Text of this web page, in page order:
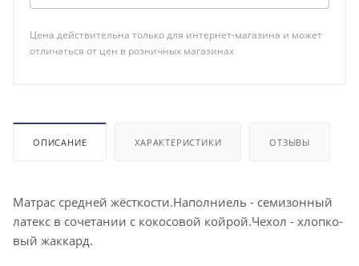
Цена действительна только для интернет-магазина и может
отличаться от цен в розничных магазинах
ОПИСАНИЕ ХАРАКТЕРИСТИКИ ОТЗЫВЫ
Мат­рас сред­ней жёс­ткос­ти.Наполниель - се­мизон­ный
ла­текс в со­чета­нии с ко­косо­вой кой­рой.Чех­ол - хлоп­ко­
вый жак­кард.